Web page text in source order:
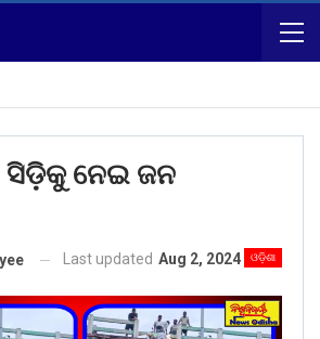
ସିଡ଼ିକୁ ନେଇ ଜନ
ଓଡ଼ିଶା
Last updated Aug 2, 2024